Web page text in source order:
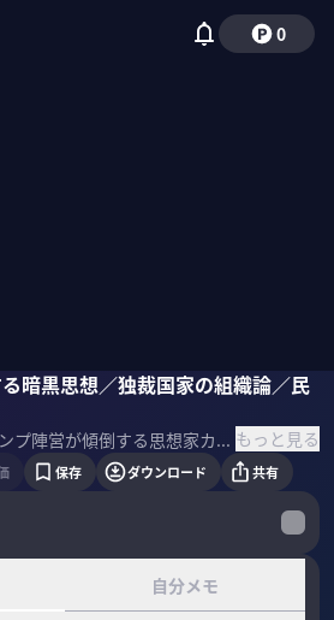
0
暗黒思想／独裁国家の組織論／民
トランプ陣営が傾倒する思想家カーティス・ヤーヴィン。過激な「民主主義批判」と「独裁政治の肯定」を掲げる彼の真意に、宗教学者の加藤喜之が迫る。前編のテーマは、ヤーヴィンが考える「独裁制」について。 ＜出演者＞ 加藤喜之｜宗教学者 カーティス・ヤーヴィン｜思想家 実業家 ブラウン大卒。2010年代に台頭した新反動主義や暗黒啓蒙を代表する論客で「テック右派の教祖」。25年にトランプ氏の祝賀会に出席。13年には分散型ネット企業を設立しピーター・ティール氏のファンドから出資を受けている。 ＜参考書籍＞ 『ネオ君主 論民主主義の敗北とテック右派の時代』 カーティス・ヤーヴィン（著）PHP研究所（刊） もっと見る
ーヴィン
保存 ダウンロード 共有
自分メモ